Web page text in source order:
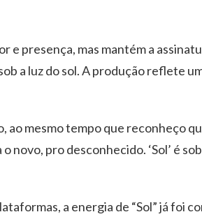
e presença, mas mantém a
a luz do sol. A produção reflete
ao mesmo tempo que reconheço
novo, pro desconhecido. ‘Sol’ é
a energia de “Sol” já foi